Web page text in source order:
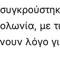
με
λόγο